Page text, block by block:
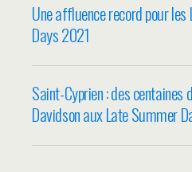
Une affluence record pour
Days 2021
Saint-Cyprien : des centaines
Davidson aux Late Summer